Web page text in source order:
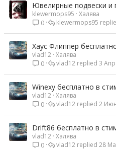
Ювелирные подвески и
klewermops95 Халява
0
klewermops95
Хаус Флиппер
vlad12 Халява
0
3
vlad12
Winexy бесплатно в
vlad12 Халява
0
2
vlad12
Drift86 бесплатно в
vlad12 Халява
0
28
vlad12